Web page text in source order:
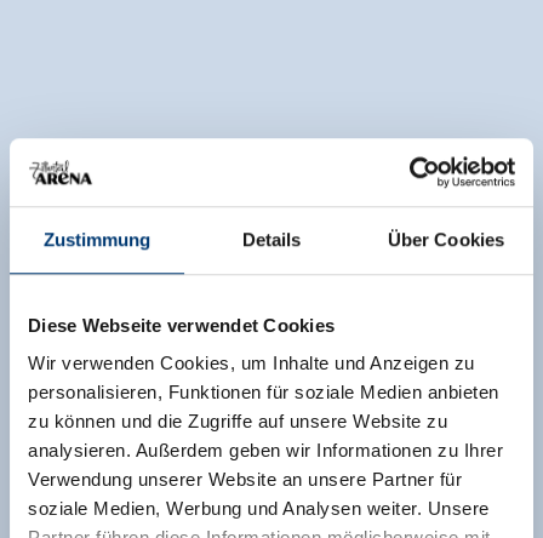
Zustimmung Details Über Cookies
Diese Webseite verwendet Cookies
Wir verwenden Cookies, um Inhalte und Anzeigen zu
personalisieren, Funktionen für soziale Medien anbieten
zu können und die Zugriffe auf unsere Website zu
analysieren. Außerdem geben wir Informationen zu Ihrer
Verwendung unserer Website an unsere Partner für
soziale Medien, Werbung und Analysen weiter. Unsere